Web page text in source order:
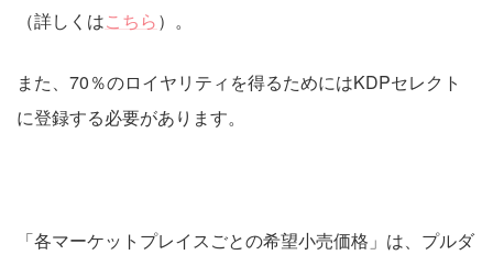
（詳しくはこちら）。
また、70％のロイヤリティを得るためにはKDPセレクト
に登録する必要があります。
「各マーケットプレイスごとの希望小売価格」は、プルダ